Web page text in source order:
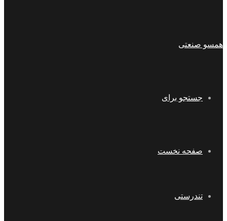
همسو صنعتی
جستجو برای
صفحه نخست
تندرستی